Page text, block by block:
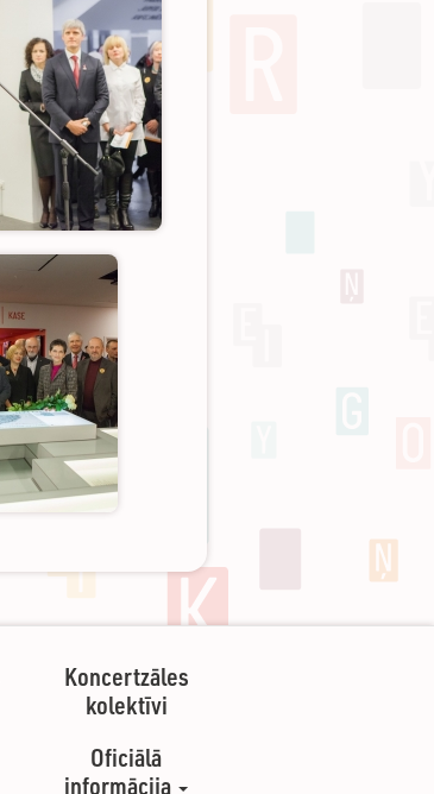
Koncertzāles
kolektīvi
Oficiālā
informācija